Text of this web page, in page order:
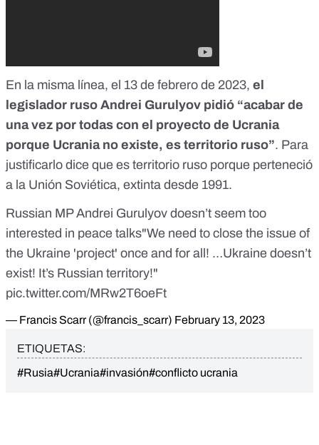
En la misma línea, el 13 de febrero de 2023, el
legislador ruso Andrei Gurulyov pidió “acabar de
una vez por todas con el proyecto de Ucrania
porque Ucrania no existe, es territorio ruso”. Para
justificarlo dice que es territorio ruso porque perteneció
a la Unión Soviética, extinta desde 1991.
Russian MP Andrei Gurulyov doesn’t seem too
interested in peace talks"We need to close the issue of
the Ukraine 'project' once and for all! …Ukraine doesn’t
exist! It’s Russian territory!"
pic.twitter.com/MRw2T6oeFt
— Francis Scarr (@francis_scarr) February 13, 2023
ETIQUETAS:
#Rusia#Ucrania#invasión#conflicto ucrania